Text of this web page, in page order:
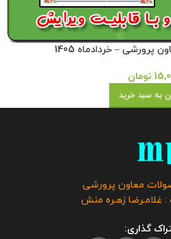
– خردادماه 1405
تومان
به سبد خرید
معاون پرورشی
غلامـرضا زهـره منش
گذاری: